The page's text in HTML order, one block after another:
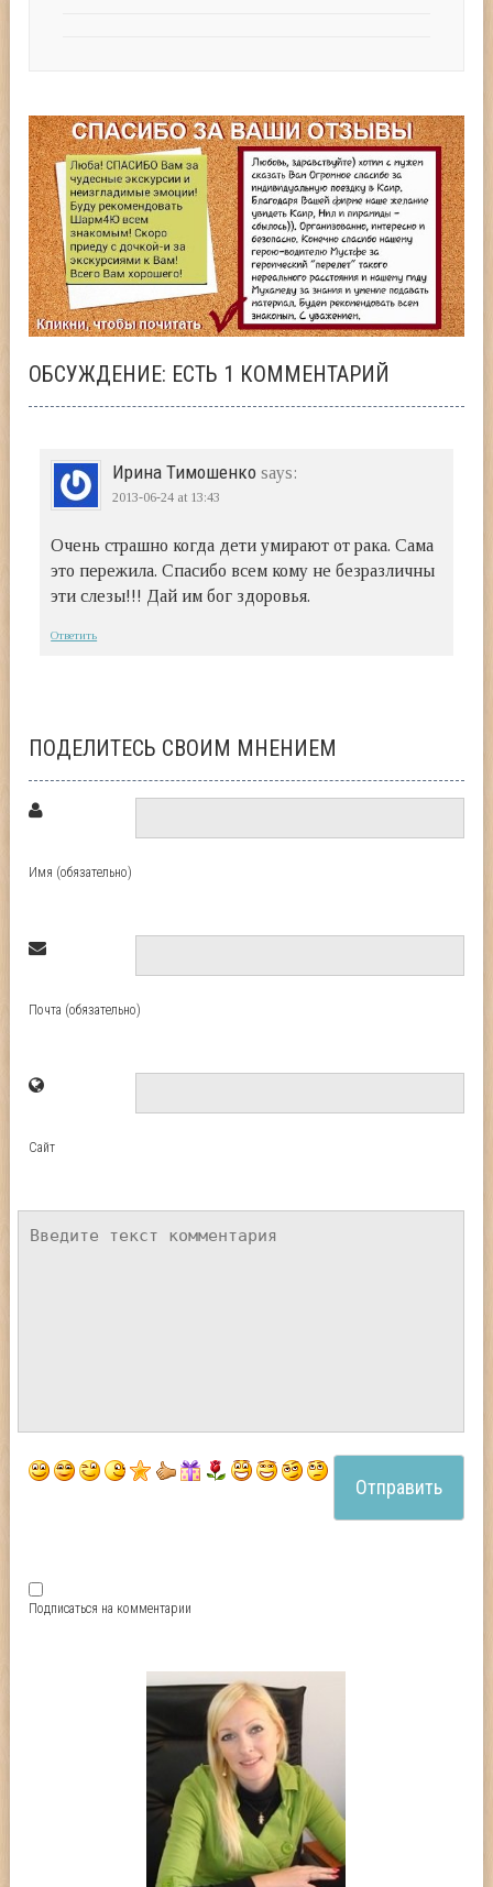
ОБСУЖДЕНИЕ: ЕСТЬ 1 КОММЕНТАРИЙ
Ирина Тимошенко says:
2013-06-24 at 13:43
Очень страшно когда дети умирают от рака. Сама
это пережила. Спасибо всем кому не безразличны
эти слезы!!! Дай им бог здоровья.
Ответить
ПОДЕЛИТЕСЬ СВОИМ МНЕНИЕМ
Имя (обязательно)
Почта (обязательно)
Сайт
Подписаться на комментарии